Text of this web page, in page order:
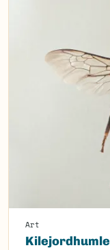
Art
Kilejordhumle